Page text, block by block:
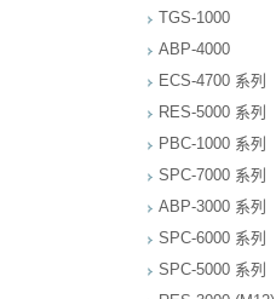
TGS-1000
ABP-4000
ECS-4700 系列
RES-5000 系列
PBC-1000 系列
SPC-7000 系列
ABP-3000 系列
SPC-6000 系列
SPC-5000 系列